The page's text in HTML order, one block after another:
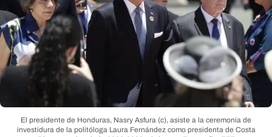
El presidente de Honduras, Nasry Asfura (c), asiste a la ceremonia de
investidura de la politóloga Laura Fernández como presidenta de Costa